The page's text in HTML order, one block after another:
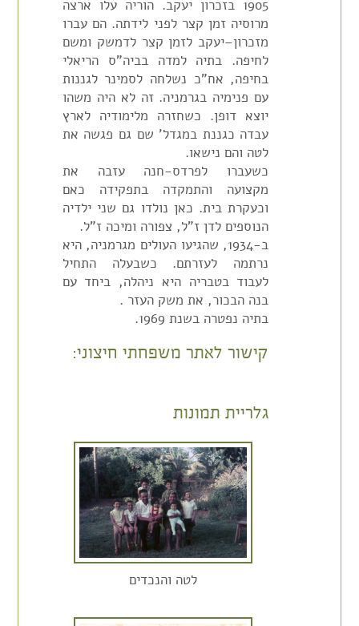
1905 בזכרון יעקב. הוריה עלו ארצה
מרוסיה זמן קצר לפני לידתה. הם עברו
מזכרון–יעקב לזמן קצר לדמשק ומשם
לחיפה. בתיה למדה בביה"ס הריאלי
בחיפה, אח"כ נשלחה לסמינר לגננות
עם פנימיה בגרמניה. זה לא היה משהו
יוצא דופן. כשחזרה מלימודיה לארץ
עבדה כגננת במגדל' שם גם פגשה את
לטה והם נישאו.
כשעברו לפרדס-חנה עזבה את
מקצועה והתמקדה בתפקידה כאם
וכעקרת בית. כאן נולדו גם שני ילדיה
הנוספים לדן ז"ל, צפורה ומיכה ז"ל.
ב-1934, שהגיעו העולים מגרמניה, היא
נרתמה לעזרתם. כשבעלה התחיל
לעבוד בטבריה היא ניהלה, ביחד עם
בנה הבכור, את משק העזר .
בתיה נפטרה בשנת 1969.
קישור לאתר משפחתי חיצוני:
גלריית תמונות
לטה והנכדים